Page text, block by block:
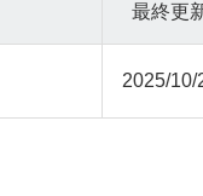
最終更
2025/10/